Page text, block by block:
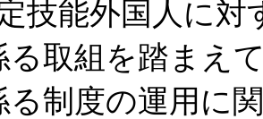
技能外国人に
る取組を踏まえ
る制度の運用に